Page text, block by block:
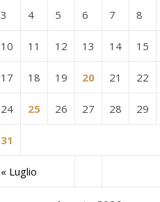
« Luglio
3 4 5 6 7 8
10 11 12 13 14 15
17 18 19 20 21 22
24 25 26 27 28 29
31